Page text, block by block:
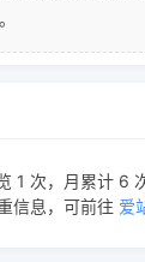
1 次，月累计 6 次
信息，可前往 爱